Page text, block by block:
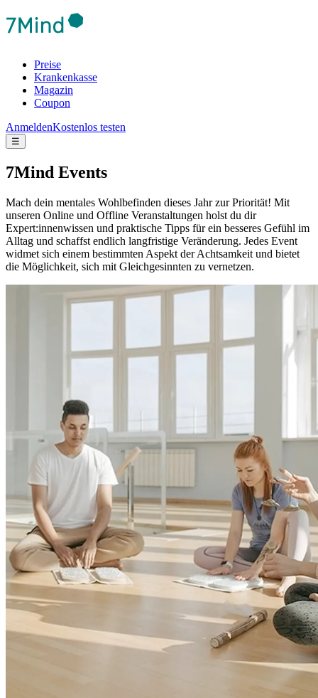
Preise
Krankenkasse
Magazin
Coupon
AnmeldenKostenlos testen
☰
7Mind Events
Mach dein mentales Wohlbefinden dieses Jahr zur Priorität! Mit
unseren Online und Offline Veranstaltungen holst du dir
Expert:innenwissen und praktische Tipps für ein besseres Gefühl im
Alltag und schaffst endlich langfristige Veränderung. Jedes Event
widmet sich einem bestimmten Aspekt der Achtsamkeit und bietet
die Möglichkeit, sich mit Gleichgesinnten zu vernetzen.